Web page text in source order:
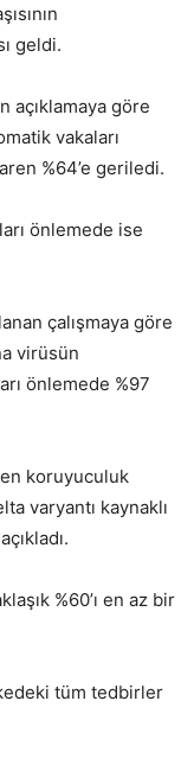
geldi.
açıklamaya göre
vakaları
%64’e geriledi.
önlemede ise
çalışmaya göre
virüsün
önlemede %97
koruyuculuk
varyantı kaynaklı
%60’ı en az bir
tüm tedbirler